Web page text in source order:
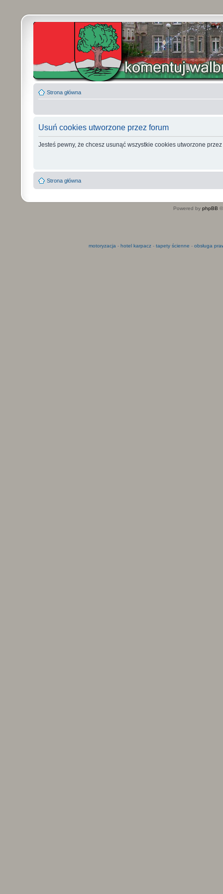
Strona główna
Usuń cookies utworzone przez forum
Jesteś pewny, że chcesz usunąć wszystkie cookies utworzone
Strona główna
Powered by phpBB
motoryzacja - hotel karpacz- tapety ścienne - obsługa